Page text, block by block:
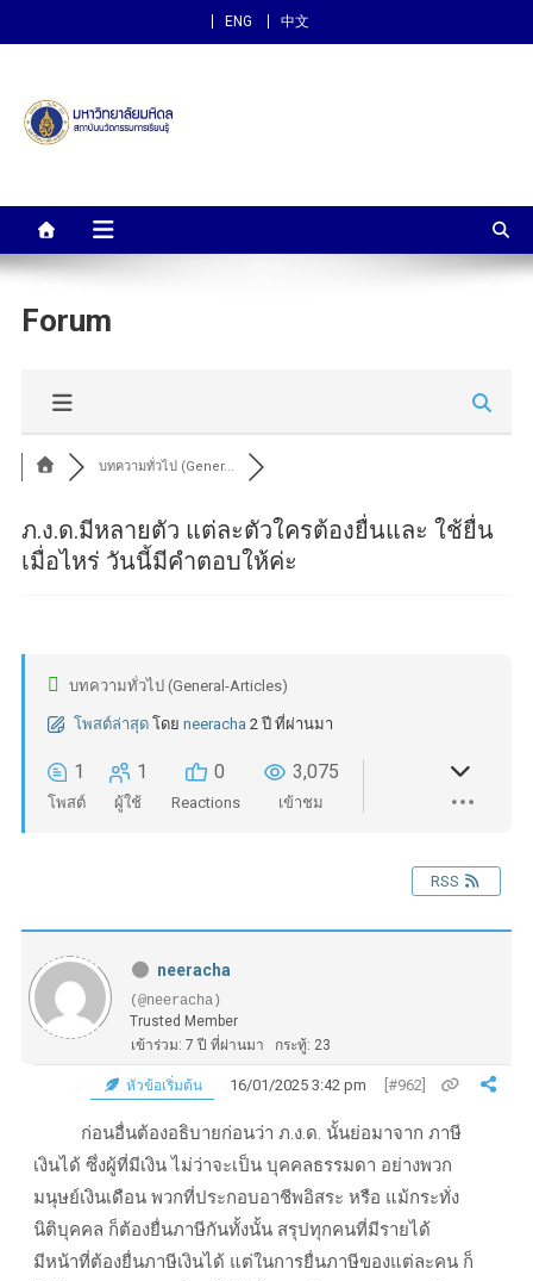
ENG 中文
สถาบันนวัตกรรมการเรียนรู้
Forum
บทความทั่วไป (Gener...
ภ.ง.ด.มีหลายตัว แต่ละตัวใครต้องยื่นและ ใช้ยื่น
เมื่อไหร่ วันนี้มีคำตอบให้ค่ะ
บทความทั่วไป (General-Articles)
โพสต์ล่าสุด โดย neeracha 2 ปี ที่ผ่านมา
1
โพสต์
1
ผู้ใช้
0
Reactions
3,075
เข้าชม
RSS
neeracha
(@neeracha)
Trusted Member
เข้าร่วม: 7 ปี ที่ผ่านมา
กระทู้: 23
หัวข้อเริ่มต้น 16/01/2025 3:42 pm [#962]
ก่อนอื่นต้องอธิบายก่อนว่า ภ.ง.ด. นั้นย่อมาจาก ภาษี
เงินได้ ซึ่งผู้ที่มีเงิน ไม่ว่าจะเป็น บุคคลธรรมดา อย่างพวก
มนุษย์เงินเดือน พวกที่ประกอบอาชีพอิสระ หรือ แม้กระทั่ง
นิติบุคคล ก็ต้องยื่นภาษีกันทั้งนั้น สรุปทุกคนที่มีรายได้
มีหน้าที่ต้องยื่นภาษีเงินได้ แต่ในการยื่นภาษีของแต่ละคน ก็